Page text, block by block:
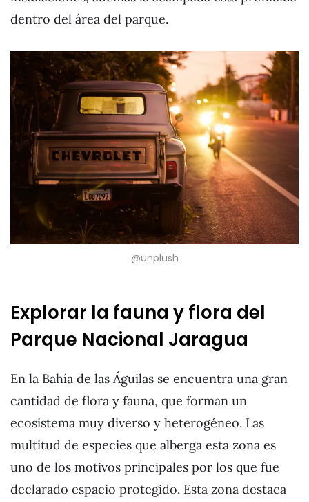
dentro del área del parque.
@unplush
Explorar la fauna y flora del
Parque Nacional Jaragua
En la Bahía de las Águilas se encuentra una gran
cantidad de flora y fauna, que forman un
ecosistema muy diverso y heterogéneo. Las
multitud de especies que alberga esta zona es
uno de los motivos principales por los que fue
declarado espacio protegido. Esta zona destaca